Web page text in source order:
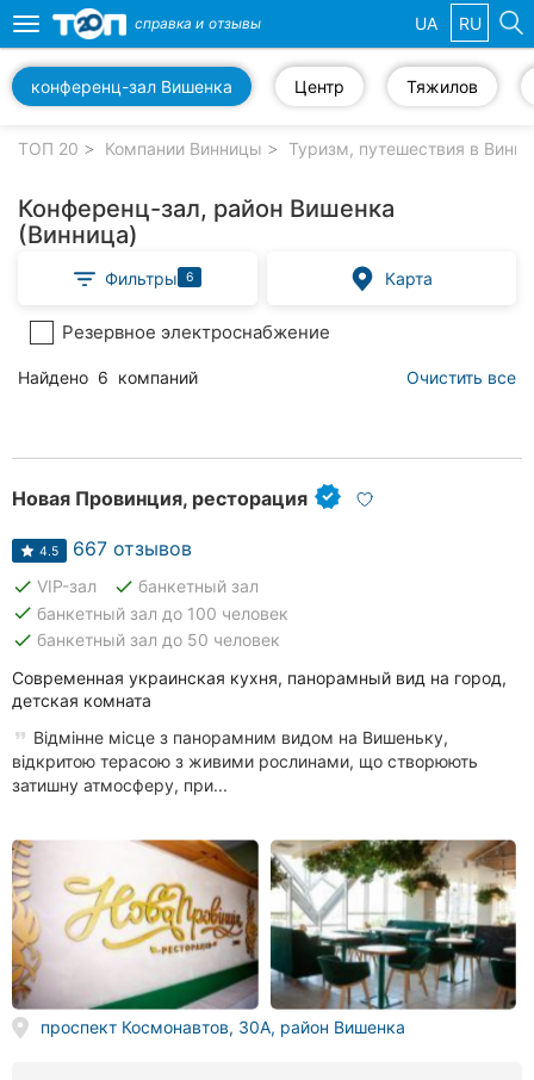
компании
Популярные
рубрики:
Стоматологии
Ветеринарные
Частные
клиники
Автошколы
Рестораны
Все
города:
Винница
Житомир
Тернополь
Хмельницкий
Toggle
navigation
справка и отзывы UA RU
конференц-зал Вишенка Центр Тяжилов
ТОП 20 Компании Винницы Туризм, путешествия в
Конференц-зал, район Вишенка
(Винница)
Фильтры 6 Карта
Резервное электроснабжение
Найдено 6 компаний Очистить все
Новая Провинция, ресторация
4.5 667 отзывов
done VIP-зал done банкетный зал
done банкетный зал до 100 человек
done банкетный зал до 50 человек
Современная украинская кухня, панорамный вид на город,
детская комната
Відмінне місце з панорамним видом на Вишеньку,
відкритою терасою з живими рослинами, що створюють
затишну атмосферу, при...
проспект Космонавтов, 30А, район Вишенка